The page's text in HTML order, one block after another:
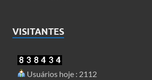
VISITANTES
Usuários hoje : 2112